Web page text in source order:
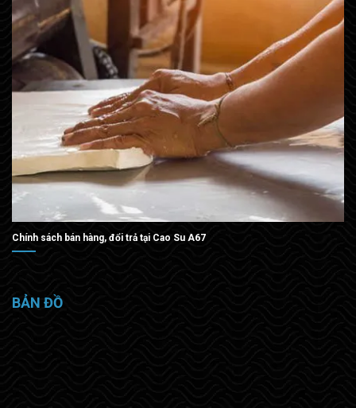
Chính sách bán hàng, đổi trả tại Cao Su A67
BẢN ĐỒ